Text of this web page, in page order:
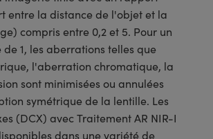
entre la distance de l'objet et la
compris entre 0,2 et 5. Pour un
1, les aberrations telles que
l'aberration chromatique, la
sont minimisées ou annulées
symétrique de la lentille. Les
(DCX) avec Traitement AR NIR-I
dans une variété de